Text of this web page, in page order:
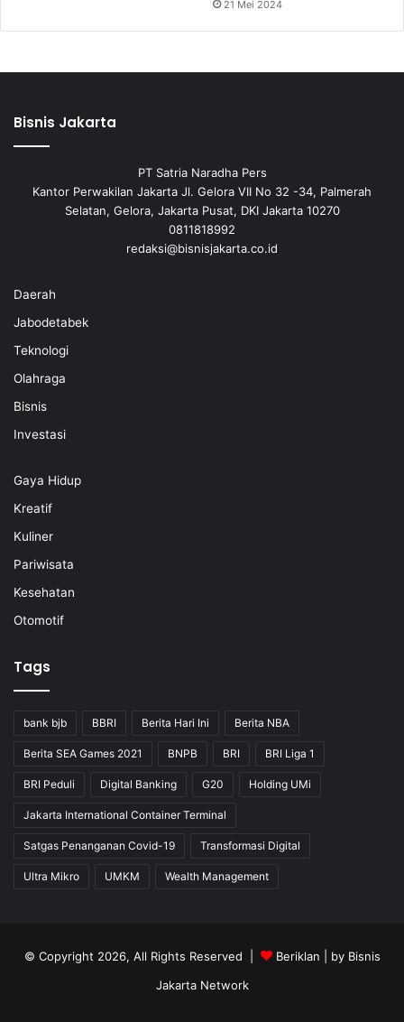
21 Mei 2024
Bisnis Jakarta
PT Satria Naradha Pers
Kantor Perwakilan Jakarta Jl. Gelora VII No 32 -34, Palmerah
Selatan, Gelora, Jakarta Pusat, DKI Jakarta 10270
0811818992
redaksi@bisnisjakarta.co.id
Daerah
Jabodetabek
Teknologi
Olahraga
Bisnis
Investasi
Gaya Hidup
Kreatif
Kuliner
Pariwisata
Kesehatan
Otomotif
Tags
bank bjb BBRI Berita Hari Ini Berita NBA
Berita SEA Games 2021 BNPB BRI BRI Liga 1
BRI Peduli Digital Banking G20 Holding UMi
Jakarta International Container Terminal
Satgas Penanganan Covid-19 Transformasi Digital
Ultra Mikro UMKM Wealth Management
© Copyright 2026, All Rights Reserved | Beriklan | by Bisnis
Jakarta Network